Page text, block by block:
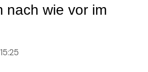
nach wie vor im